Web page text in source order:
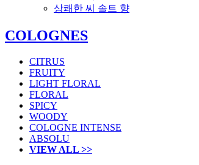
상쾌한 씨 솔트 향
COLOGNES
CITRUS
FRUITY
LIGHT FLORAL
FLORAL
SPICY
WOODY
COLOGNE INTENSE
ABSOLU
VIEW ALL >>